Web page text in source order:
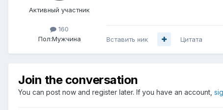
Активный участник
160
Пол:Мужчина Вставить ник Цитата
Join the conversation
You can post now and register later. If you have an account,